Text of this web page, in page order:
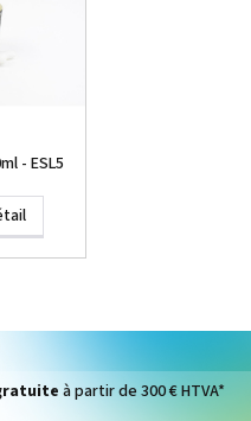
- ESL5
à partir de 300 € HTVA*